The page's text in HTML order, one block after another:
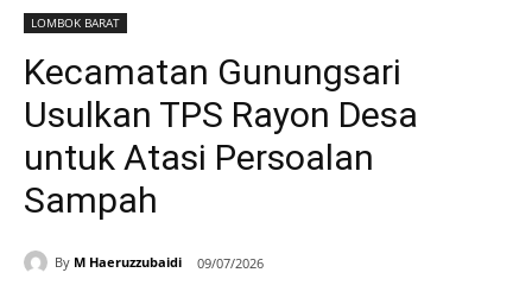
LOMBOK BARAT
Kecamatan Gunungsari
Usulkan TPS Rayon Desa
untuk Atasi Persoalan
Sampah
By M Haeruzzubaidi 09/07/2026